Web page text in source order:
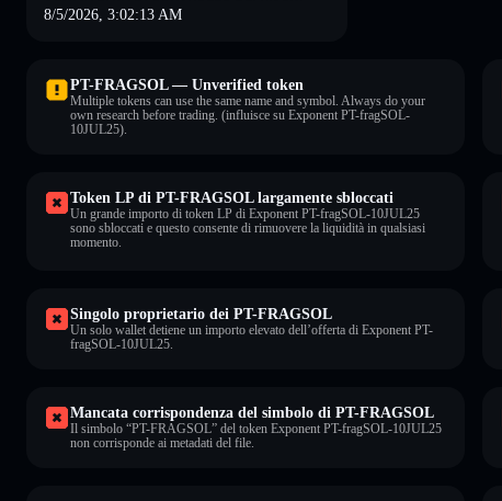
8/5/2026, 3:02:13 AM
PT-FRAGSOL — Unverified token
Multiple tokens can use the same name and symbol. Always do your
own research before trading. (influisce su Exponent PT-fragSOL-
10JUL25).
Token LP di PT-FRAGSOL largamente sbloccati
Un grande importo di token LP di Exponent PT-fragSOL-10JUL25
sono sbloccati e questo consente di rimuovere la liquidità in qualsiasi
momento.
Singolo proprietario dei PT-FRAGSOL
Un solo wallet detiene un importo elevato dell’offerta di Exponent PT-
fragSOL-10JUL25.
Mancata corrispondenza del simbolo di PT-FRAGSOL
Il simbolo “PT-FRAGSOL” del token Exponent PT-fragSOL-10JUL25
non corrisponde ai metadati del file.